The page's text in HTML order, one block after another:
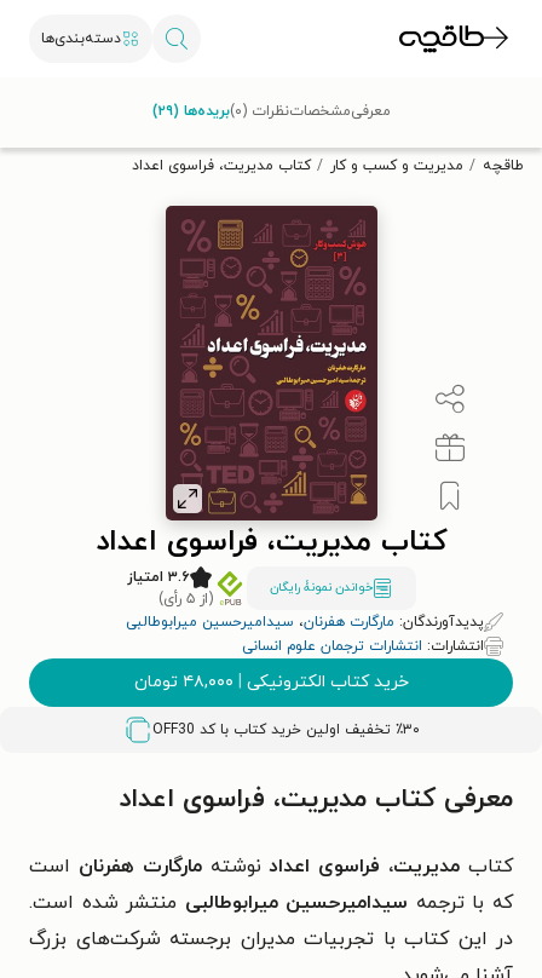
دسته‌بندی‌ها
تخفیف از طاقچه دریافت کن.
طاقچه مدیریت و کسب و کار کتاب مدیریت، فراسوی اعداد
کتاب مدیریت، فراسوی اعداد
خواندن نمونۀ رایگان
۳.۶ امتیاز
(از ۵ رأی)
پدیدآورندگان: مارگارت هفرنان، سیدامیرحسین میرابوطالبی
انتشارات: انتشارات ترجمان علوم انسانی
خرید کتاب الکترونیکی | ۴۸,۰۰۰ تومان
٪۳۰ تخفیف اولین خرید کتاب با کد OFF30
معرفیمشخصاتنظرات (۰) بریده‌ها (۲۹)
معرفی کتاب مدیریت، فراسوی اعداد
کتابمدیریت، فراسوی اعدادنوشتهمارگارت هفرنان است
که با ترجمه سیدامیرحسین میرابوطالبی منتشر شده است.
در این کتاب با تجربیات مدیران برجسته شرکت‌های بزرگ